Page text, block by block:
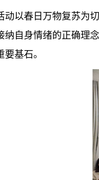
动以春日万物复苏为
纳自身情绪的正确理
要基石。